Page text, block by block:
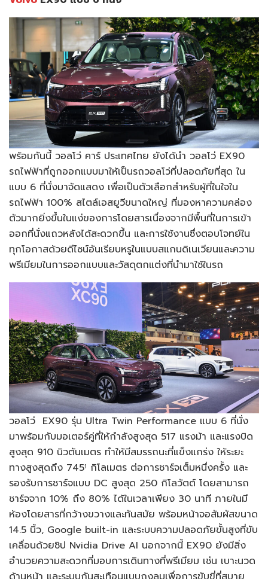
พร้อมกันนี้ วอลโว่ คาร์ ประเทศไทย ยังได้นำ วอลโว่ EX90
รถไฟฟ้าที่ถูกออกแบบมาให้เป็นรถวอลโว่ที่ปลอดภัยที่สุด ใน
แบบ 6 ที่นั่งมาจัดแสดง เพื่อเป็นตัวเลือกสำหรับผู้ที่ในใจใน
รถไฟฟ้า 100% สไตล์เอสยูวีขนาดใหญ่ ที่มองหาความคล่อง
ตัวมากยิ่งขึ้นในแง่ของการโดยสารเนื่องจากมีพื้นที่ในการเข้า
ออกที่นั่งแถวหลังได้สะดวกขึ้น และการใช้งานซึ่งตอบโจทย์ใน
ทุกโอกาสด้วยดีไซน์อันเรียบหรูในแบบสแกนดิเนเวียนและความ
พรีเมียมในการออกแบบและวัสดุตกแต่งที่นำมาใช้ในรถ
วอลโว่ EX90 รุ่น Ultra Twin Performance แบบ 6 ที่นั่ง
มาพร้อมกับมอเตอร์คู่ที่ให้กำลังสูงสุด 517 แรงม้า และแรงบิด
สูงสุด 910 นิวตันเมตร ทำให้มีสมรรถนะที่แข็งแกร่ง ให้ระยะ
ทางสูงสุดถึง 7451 กิโลเมตร ต่อการชาร์จเต็มหนึ่งครั้ง และ
รองรับการชาร์จแบบ DC สูงสุด 250 กิโลวัตต์ โดยสามารถ
ชาร์จจาก 10% ถึง 80% ได้ในเวลาเพียง 30 นาที ภายในมี
ห้องโดยสารที่กว้างขวางและทันสมัย พร้อมหน้าจอสัมผัสขนาด
14.5 นิ้ว, Google built-in และระบบความปลอดภัยขั้นสูงที่ขับ
เคลื่อนด้วยชิป Nvidia Drive AI นอกจากนี้ EX90 ยังมีสิ่ง
อำนวยความสะดวกที่มอบการเดินทางที่พรีเมียม เช่น เบาะนวด